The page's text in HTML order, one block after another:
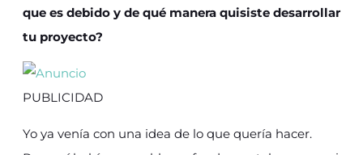
que es debido y de qué manera quisiste desarrollar
tu proyecto?
PUBLICIDAD
Yo ya venía con una idea de lo que quería hacer.